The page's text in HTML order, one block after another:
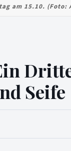
am 15.10. (Foto:
Seife